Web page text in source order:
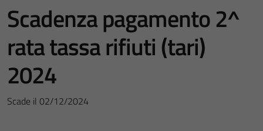
Scadenza pagamento 2^
rata tassa rifiuti (tari)
2024
Scade il 02/12/2024